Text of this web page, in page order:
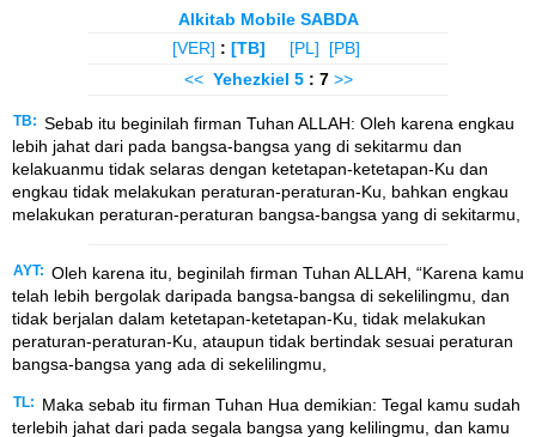
Alkitab Mobile SABDA
[VER] : [TB] [PL]
[PB]
<< Yehezkiel 5 : 7 >>
TB: Sebab itu beginilah firman Tuhan ALLAH: Oleh karena engkau
lebih jahat dari pada bangsa-bangsa yang di sekitarmu dan
kelakuanmu tidak selaras dengan ketetapan-ketetapan-Ku dan
engkau tidak melakukan peraturan-peraturan-Ku, bahkan engkau
melakukan peraturan-peraturan bangsa-bangsa yang di sekitarmu,
AYT: Oleh karena itu, beginilah firman Tuhan ALLAH, “Karena kamu
telah lebih bergolak daripada bangsa-bangsa di sekelilingmu, dan
tidak berjalan dalam ketetapan-ketetapan-Ku, tidak melakukan
peraturan-peraturan-Ku, ataupun tidak bertindak sesuai peraturan
bangsa-bangsa yang ada di sekelilingmu,
TL:
Maka sebab itu firman Tuhan Hua demikian: Tegal kamu sudah
terlebih jahat dari pada segala bangsa yang kelilingmu, dan kamu